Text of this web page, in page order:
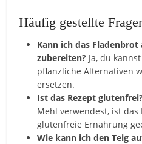
Häufig gestellte
Kann ich das
zubereiten? Ja, du
pflanzliche Alternativen
ersetzen.
Ist das Rezept
Mehl verwendest, ist
glutenfreie Ernährung
Wie kann ich den Teig